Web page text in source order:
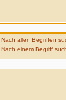
Nach allen Begriffen
Nach einem Begriff